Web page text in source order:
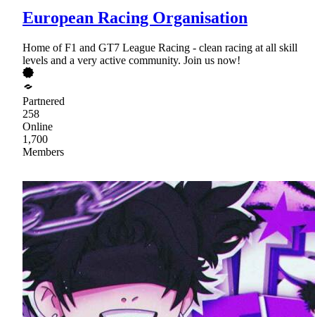
European Racing Organisation
Home of F1 and GT7 League Racing - clean racing at all skill
levels and a very active community. Join us now!
Partnered
258
Online
1,700
Members